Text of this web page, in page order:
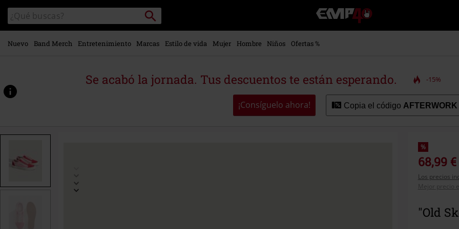
contenido
principal
Buscar
en
el
catálogo
Buscar
EMP
-
Música,
Merch
Ropa
Alternativa
Nuevo Band Merch Entretenimiento Marcas Estilo de vida Mujer Hombre Niños Ofertas %
Se acabó la jornada. Tus descuentos te están esperando. -15%
¡Consíguelo ahora! Copia el código AFTERWORK
www.emp-
590512.html
%
68,99 €
Los precios
Mejor precio
"Old